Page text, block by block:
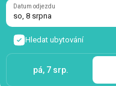
Datum odjezdu
so, 8 srpna
Hledat ubytování
pá, 7 srp.